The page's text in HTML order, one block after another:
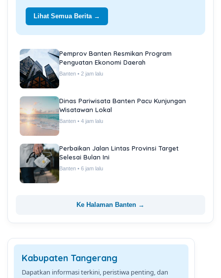
Lihat Semua Berita →
Pemprov Banten Resmikan Program
Penguatan Ekonomi Daerah
Banten • 2 jam lalu
Dinas Pariwisata Banten Pacu Kunjungan
Wisatawan Lokal
Banten • 4 jam lalu
Perbaikan Jalan Lintas Provinsi Target
Selesai Bulan Ini
Banten • 6 jam lalu
Ke Halaman Banten →
Kabupaten Tangerang
Dapatkan informasi terkini, peristiwa penting, dan